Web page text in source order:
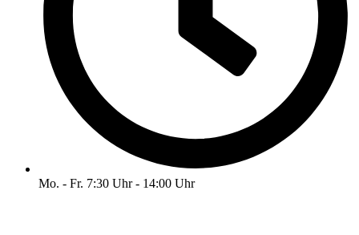
Mo. - Fr. 7:30 Uhr - 14:00 Uhr